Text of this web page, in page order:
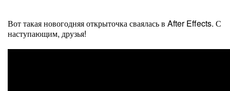
Вот такая новогодняя открыточка сваялась в After Effects. С
наступающим, друзья!